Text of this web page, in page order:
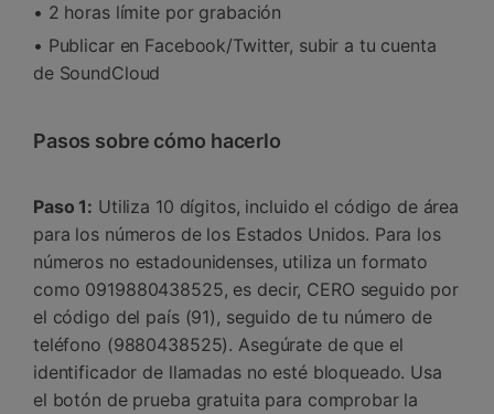
• 2 horas límite por grabación
• Publicar en Facebook/Twitter, subir a tu cuenta
de SoundCloud
Pasos sobre cómo hacerlo
Paso 1: Utiliza 10 dígitos, incluido el código de área
para los números de los Estados Unidos. Para los
números no estadounidenses, utiliza un formato
como 0919880438525, es decir, CERO seguido por
el código del país (91), seguido de tu número de
teléfono (9880438525). Asegúrate de que el
identificador de llamadas no esté bloqueado. Usa
el botón de prueba gratuita para comprobar la